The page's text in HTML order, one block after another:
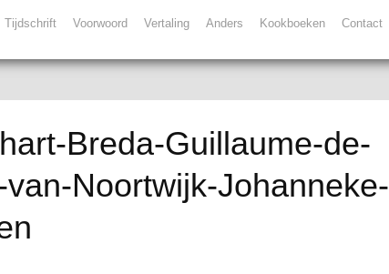
Tijdschrift Voorwoord Vertaling Anders Kookboeken Contact
Breda-Guillaume-de-
Noortwijk-Johanneke-